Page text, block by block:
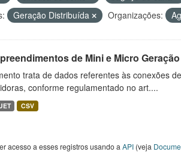
Geração Distribuída Organizações:
de Mini e Micro
trata de dados referentes às conexões
conforme regulamentado no art....
CSV
acesso a esses registros usando a API(veja